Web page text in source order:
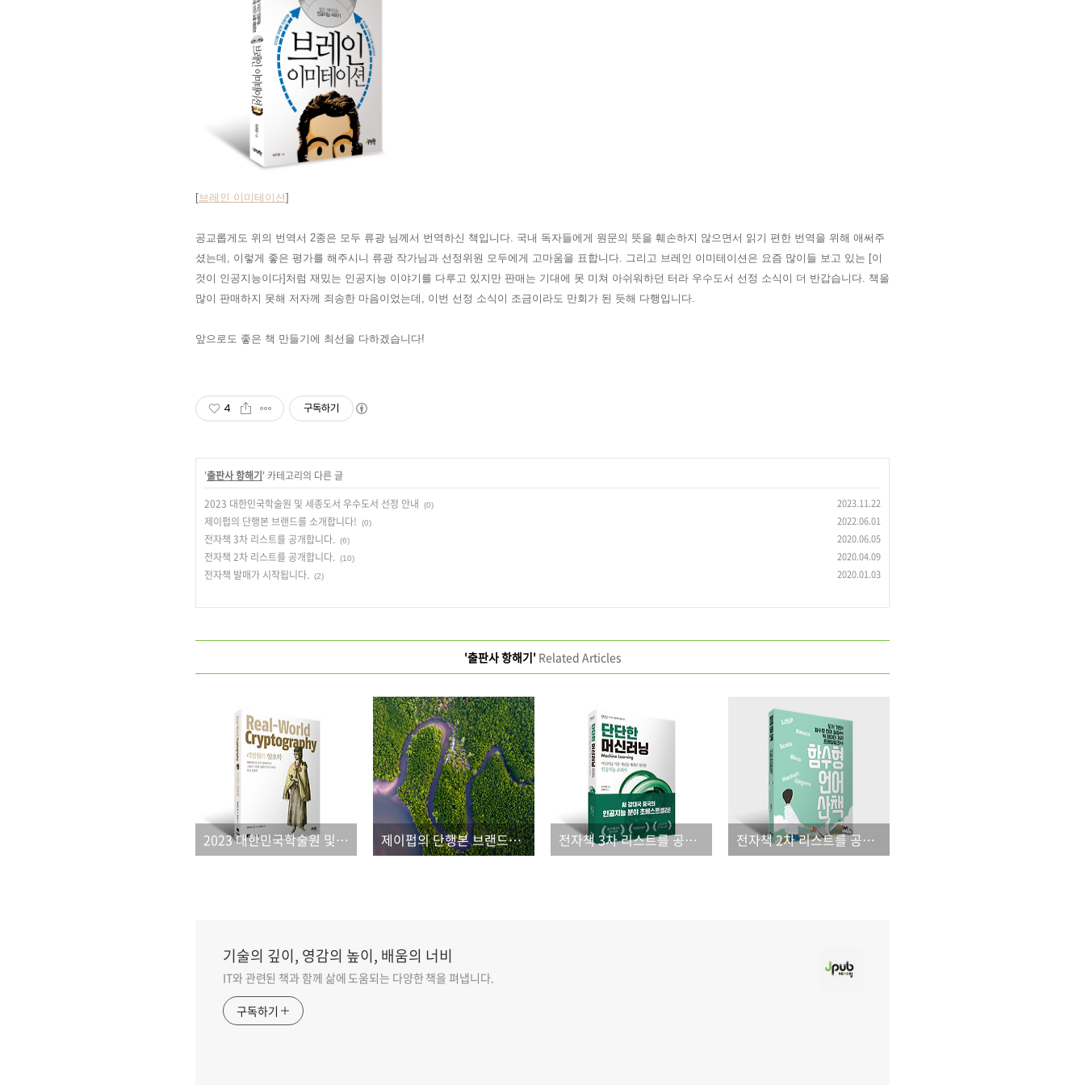
[브레인 이미테이션]
공교롭게도 위의 번역서 2종은 모두 류광 님께서 번역하신 책 입니다. 국내 독자들에게 원문의 뜻을 훼손하지 않으면서 읽기 편한 번역을 위해 애써주
셨는데, 이렇게 좋은 평가를 해주시니 류광 작가님과 선정위원 모두에게 고마움을 표합니다. 그리고 브레인 이미테이션은 요즘 많이들 보고 있는 [이
것이 인공지능이다]처럼 재밌는 인공지능 이야기를 다루고 있지만 판매는 기대에 못 미쳐 아쉬워하던 터라 우수도서 선정 소식이 더 반갑습니다. 책을
많이 판매하지 못해 저자께 죄송한 마음이었는데, 이번 선정 소식이 조금이라도 만회가 된 듯해 다행입니다.
앞으로도 좋은 책 만들기에 최선을 다하겠습니다!
4 구독하기
'출판사 항해기' 카테고리의 다른 글
2023 대한민국학술원 및 세종도서 우수도서 선정 안내
(0) 2023.11.22
제이펍의 단행본 브랜드를 소개합니다! (0) 2022.06.01
전자책 3차 리스트를 공개합니다. (6) 2020.06.05
전자책 2차 리스트를 공개합니다. (10) 2020.04.09
전자책 발매가 시작됩니다. (2) 2020.01.03
'출판사 항해기'Related Articles
2023 대한민국학술원 및 세종도서 우수도서 선정 안내 제이펍의 단행본 브랜드를 소개합니다! 전자책 3차 리스트를 공개합니다. 전자책 2차 리스트를 공개합니다.
기술의 깊이, 영감의 높이, 배움의 너비
IT와 관련된 책과 함께 삶에 도움되는 다양한 책을 펴냅니다.
구독하기